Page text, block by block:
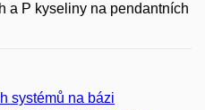
a P kyseliny na pendantních
systémů na bázi